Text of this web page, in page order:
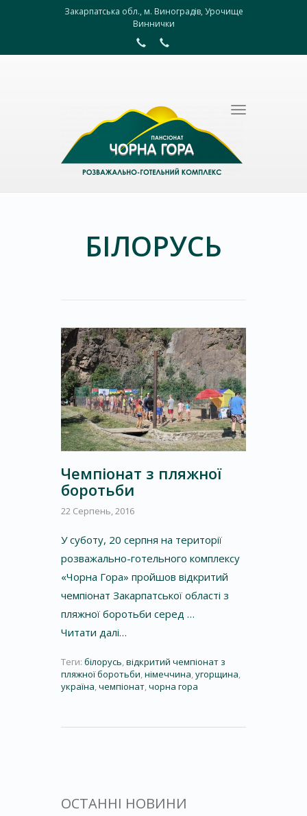
Закарпатська обл., м. Виноградів, Урочище
Виннички
Toggle
БІЛОРУСЬ
Чемпіонат з пляжної
боротьби
22 Серпень, 2016
У суботу, 20 серпня на території
розважально-готельного комплексу
«Чорна Гора» пройшов відкритий
чемпіонат Закарпатської області з
пляжної боротьби серед …
Читати далі…
Теги: білорусь,відкритий чемпіонат з
пляжної боротьби,німеччина,угорщина,
україна,чемпіонат,чорна гора
ОСТАННІ НОВИНИ